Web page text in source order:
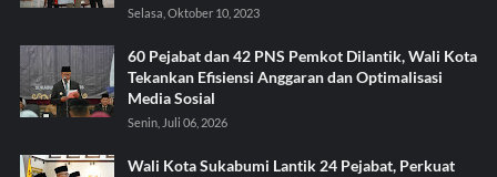
Selasa, Oktober 10, 2023
60 Pejabat dan 42 PNS Pemkot Dilantik, Wali Kota
Tekankan Efisiensi Anggaran dan Optimalisasi
Media Sosial
Senin, Juli 06, 2026
Wali Kota Sukabumi Lantik 24 Pejabat, Perkuat